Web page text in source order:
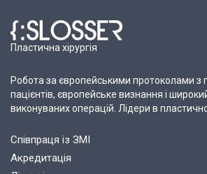
Пластична хірургія
Робота за європейськими протоколами з
пацієнтів, європейське визнання і
виконуваних операцій. Лідери в пластичної
Співпраця із ЗМІ
Акредитація